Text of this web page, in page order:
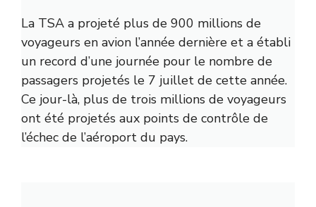
La TSA a projeté plus de 900 millions de
voyageurs en avion l’année dernière et a établi
un record d’une journée pour le nombre de
passagers projetés le 7 juillet de cette année.
Ce jour-là, plus de trois millions de voyageurs
ont été projetés aux points de contrôle de
l’échec de l’aéroport du pays.